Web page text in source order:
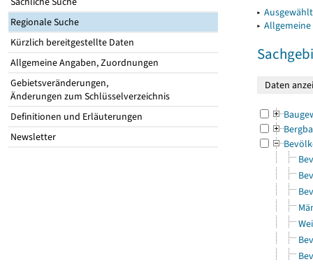
Regionale Suche
Kürzlich bereitgestellte Daten
Allgemeine Angaben, Zuordnungen
Gebietsveränderungen,
Änderungen zum Schlüsselverzeichnis
Definitionen und Erläuterungen
Newsletter
▸
▸